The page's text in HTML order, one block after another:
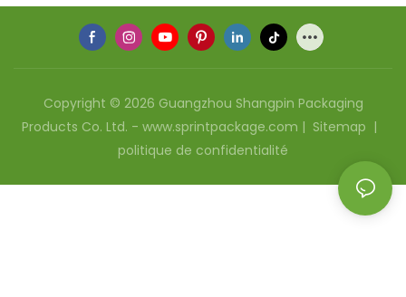
Copyright © 2026 Guangzhou Shangpin Packaging
Products Co. Ltd. - www.sprintpackage.com | Sitemap |
politique de confidentialité